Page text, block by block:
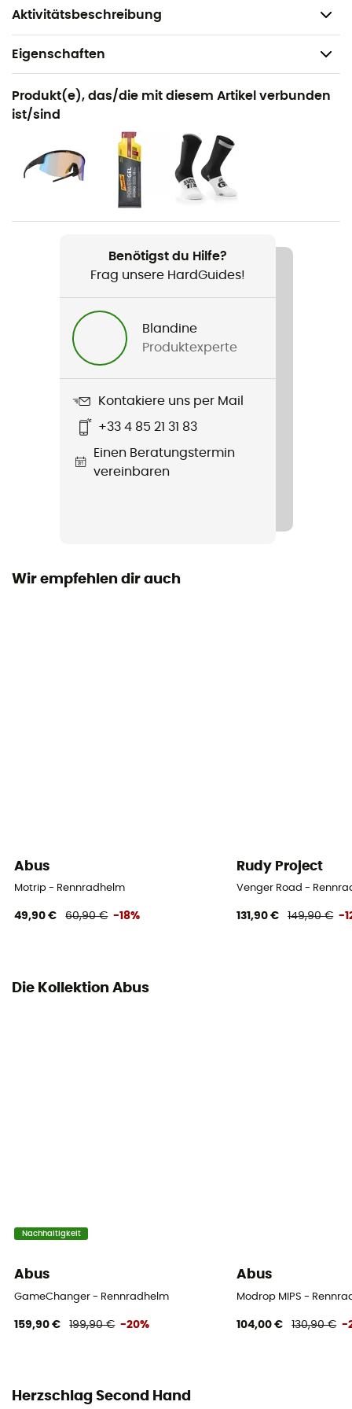
Aktivitätsbeschreibung
Gewicht: 210 g
Eigenschaften
Geeignet für
Radsport / Road bike
Herren / Damen
210 g
Rumpfaufbau
Origine Européenne Garantie
Verschlusssystem
Produkt(e), das/die mit diesem Artikel verbunden
ist/sind
Benötigst du Hilfe?
Frag unsere HardGuides!
Blandine
Produktexperte
Kontakiere uns per Mail
+33 4 85 21 31 83
Einen Beratungstermin
vereinbaren
Wir empfehlen dir auch
Abus
Motrip - Rennradhelm
49,90 € 60,90 € -18%
Rudy Project
Venger Road -
131,90 € 149,90 € -
Die Kollektion Abus
Nachhaltigkeit
Abus
GameChanger - Rennradhelm
159,90 € 199,90 € -20%
Abus
Modrop MIPS -
104,00 € 130,90 € -
Herzschlag Second Hand